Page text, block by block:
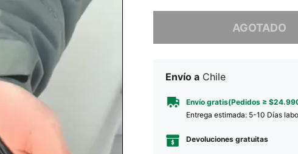
AGOTADO
Envío a Chile
Envío gratis(Pedidos ≥
Entrega estimada: 5-10 Días
Devoluciones gratuitas